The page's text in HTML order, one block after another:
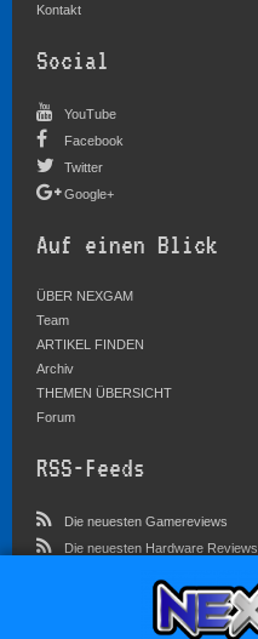
Kontakt
Social
YouTube
Facebook
Twitter
Google+
Auf einen Blick
ÜBER NEXGAM
Team
ARTIKEL FINDEN
Archiv
THEMEN ÜBERSICHT
Forum
RSS-Feeds
Die neuesten Gamereviews
Die neuesten Hardware Reviews